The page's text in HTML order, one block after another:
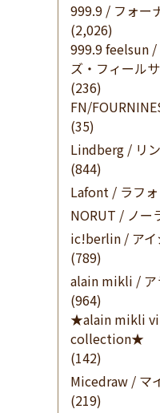
999.9 / フォー
(2,026)
999.9 feelsun
ズ・フィール
(236)
FN/
(35)
Lindberg / リ
(844)
Lafont / ラフ
NORUT / ノー
ic!berlin / アイ
(789)
alain mikli / ア
(964)
★alain mikli
collection★
(142)
Micedraw / マ
(219)